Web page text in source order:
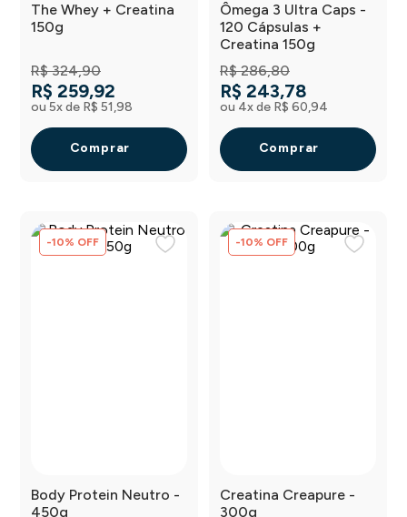
The Whey + Creatina
150g
R$ 324,90
R$ 259,92
ou 5x de R$ 51,98
Comprar
Ômega 3 Ultra Caps -
120 Cápsulas +
Creatina 150g
R$ 286,80
R$ 243,78
ou 4x de R$ 60,94
Comprar
Body Protein Neutro -
450g
-10% OFF
Creatina Creapure -
300g
-10% OFF